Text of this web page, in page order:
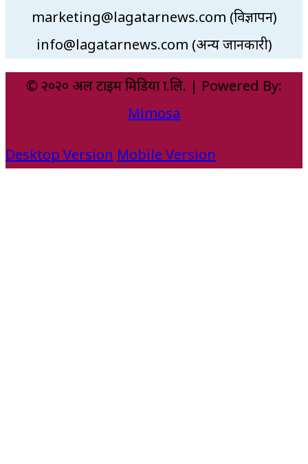
marketing@lagatarnews.com (विज्ञापन)
info@lagatarnews.com (अन्य जानकारी)
© २०२० अल टाइम मिडिया प्रा.लि. | Powered By:
Mimosa
Desktop Version Mobile Version